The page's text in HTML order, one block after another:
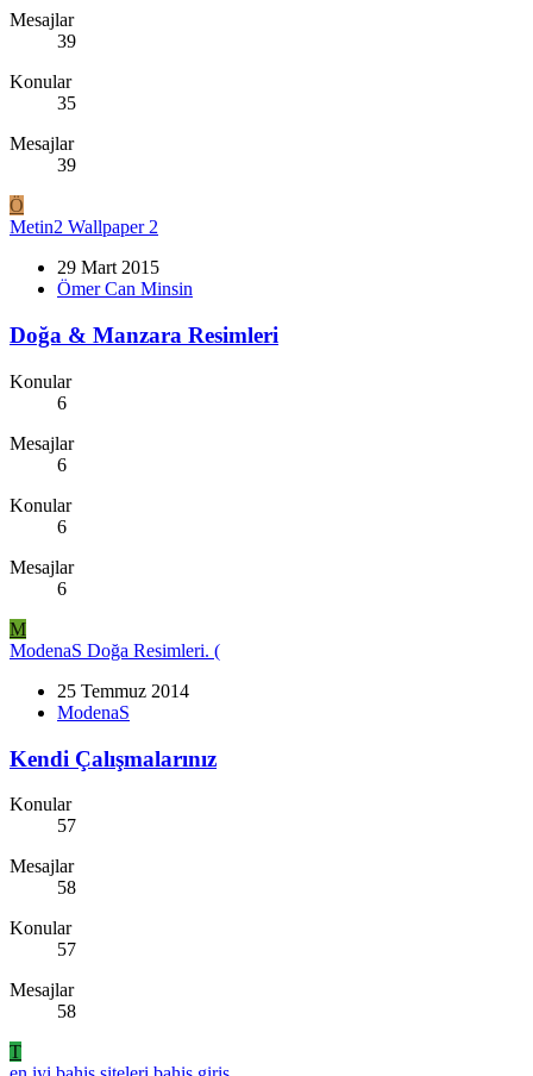
Mesajlar
39
Konular
35
Mesajlar
39
Ö
Metin2 Wallpaper 2
29 Mart 2015
Ömer Can Minsin
Doğa & Manzara Resimleri
Konular
6
Mesajlar
6
Konular
6
Mesajlar
6
M
ModenaS Doğa Resimleri. (
25 Temmuz 2014
ModenaS
Kendi Çalışmalarınız
Konular
57
Mesajlar
58
Konular
57
Mesajlar
58
T